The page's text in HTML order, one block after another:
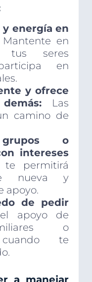
energía en
en
tus seres
en
y ofrece
Las
camino de
o
intereses
permitirá
nueva y
apoyo.
de pedir
apoyo de
o
cuando te